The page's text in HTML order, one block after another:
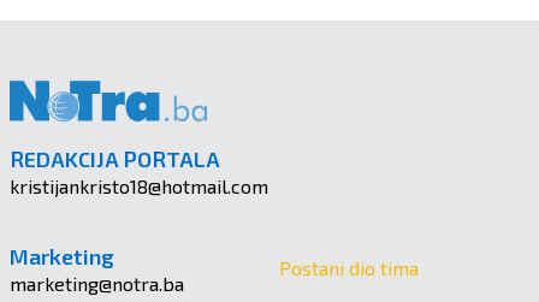
REDAKCIJA PORTALA
kristijankristo18@hotmail.com
Marketing
marketing@notra.ba
Postani dio tima